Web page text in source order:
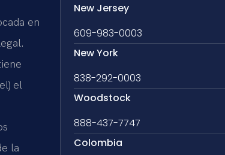
en
el
la
New Jersey
609-983-0003
New York
838-292-0003
Woodstock
888-437-7747
Colombia